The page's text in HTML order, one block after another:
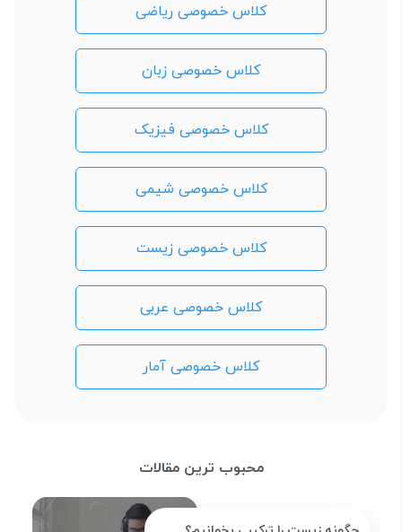
کلاس خصوصی ریاضی
کلاس خصوصی زبان
کلاس خصوصی فیزیک
کلاس خصوصی شیمی
کلاس خصوصی زیست
کلاس خصوصی عربی
کلاس خصوصی آمار
محبوب ترین مقالات